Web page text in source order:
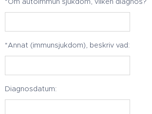
*Annat (immunsjukdom), beskriv vad:
Diagnosdatum: